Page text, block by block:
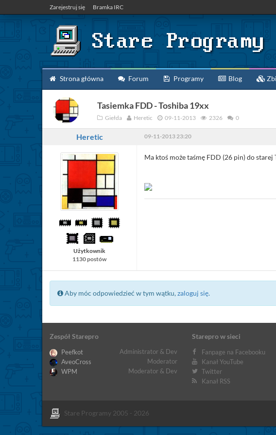
Zarejestruj się Bramka IRC
Strona główna Forum Programy Blog
Tasiemka FDD - Toshiba 19xx
Giełda Heretic 09-11-2013 2326 0
Heretic 09-11-2013 23:20
Użytkownik
1130 postów
Ma ktoś może taśmę FDD (26 pin) do
Aby móc odpowiedzieć w tym wątku,zaloguj się.
Zespół Starepro
Peefkot
Administrator & Dev
AveoCross
Moderator
WPM
Moderator & Dev
Starepro w sieci
Fanpage na Facebooku
Kanał YouTube
Twitter
Kanał RSS
Stare Programy 2005 - 2026